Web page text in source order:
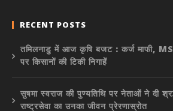
RECENT POSTS
तमिलनाडु में आज कृषि बजट : कर्ज माफी,
पर किसानों की टिकी निगाहें
सुषमा स्वराज की पुण्यतिथि पर नेताओं ने दी
राष्ट्रसेवा का उनका जीवन प्रेरणास्रोत